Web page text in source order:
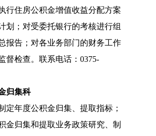
行住房公积金增值收益分配方案
划
； 对受委托银行的考核进行组
报告 ； 对各业务部门的财务工作
督检查。 联系电话：0375-
归集科
定年度公积金归集、提取指标 ；
金归集和提取业务政策研究、制